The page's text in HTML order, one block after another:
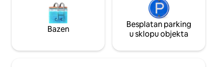
Bazen
Besplatan parking
u sklopu objekta